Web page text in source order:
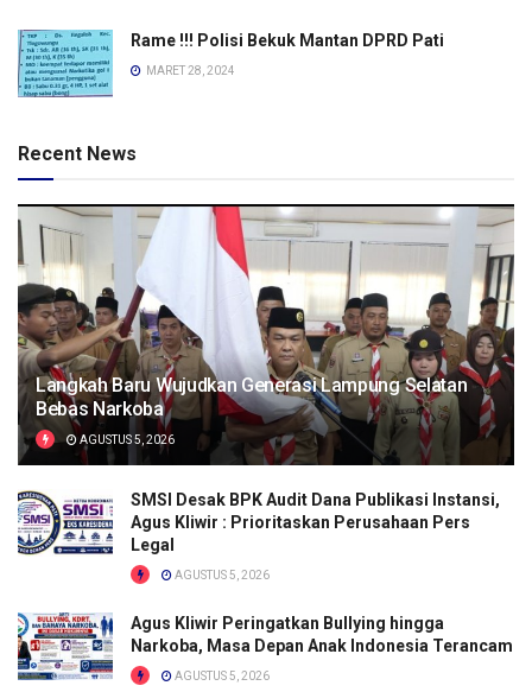
Rame !!! Polisi Bekuk Mantan DPRD Pati
MARET 28, 2024
Recent News
Langkah Baru Wujudkan Generasi Lampung Selatan
Bebas Narkoba
AGUSTUS 5, 2026
SMSI Desak BPK Audit Dana Publikasi Instansi,
Agus Kliwir : Prioritaskan Perusahaan Pers
Legal
AGUSTUS 5, 2026
Agus Kliwir Peringatkan Bullying hingga
Narkoba, Masa Depan Anak Indonesia Terancam
AGUSTUS 5, 2026